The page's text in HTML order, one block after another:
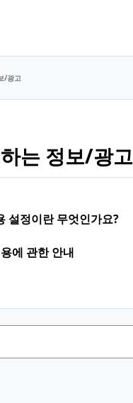
/광고
는 정보/광고
설정이란 무엇인가요?
에 관한 안내